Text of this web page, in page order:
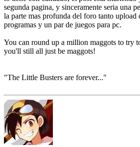
segunda pagina, y sinceramente seria una
la parte mas profunda del foro tanto upload
programas y un par de juegos para pc.
You can round up a million maggots to try
you'll still all just be maggots!
"The Little Busters are forever..."